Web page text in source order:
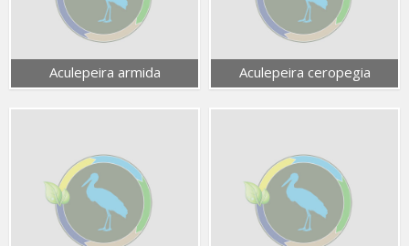
Aculepeira armida Aculepeira ceropegia